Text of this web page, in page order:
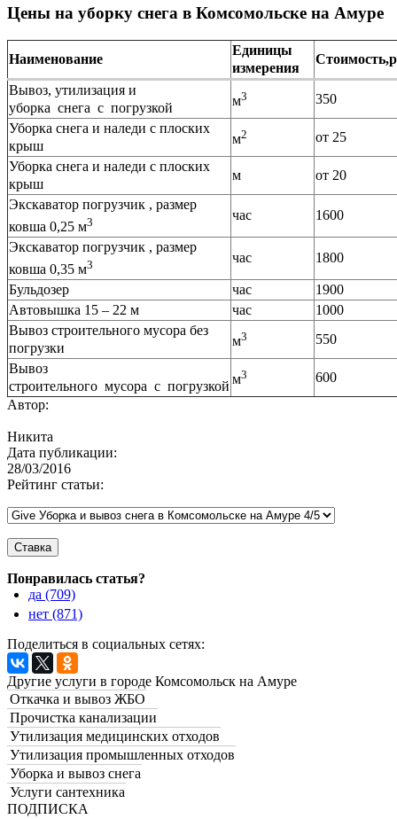
Цены на уборку снега в Комсомольске на Амуре
Наименование
Единицы
измерения
Вывоз, утилизация и
уборка снега с погрузкой
м3
350
Уборка снега и наледи с плоских
крыш
м2
от 25
Уборка снега и наледи с плоских
крыш
м
от 20
Экскаватор погрузчик , размер
ковша 0,25 м3 час 1600
Экскаватор погрузчик , размер
ковша 0,35 м3 час 1800
Бульдозер час
1900
Автовышка 15 – 22 м
час
1000
Вывоз строительного мусора без
погрузки
м3
550
Вывоз
строительного мусора с погрузкой м3
600
Автор:
Никита
Дата публикации:
28/03/2016
Рейтинг статьи:
Понравилась статья?
да (709)
нет (871)
Поделиться в социальных сетях:
Другие услуги в городе Комсомольск на Амуре
Откачка и вывоз ЖБО
Прочистка канализации
Утилизация медицинских отходов
Утилизация промышленных отходов
Уборка и вывоз снега
Услуги сантехника
ПОДПИСКА